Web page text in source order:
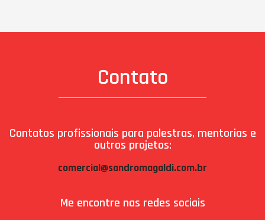
Contato
Contatos profissionais para palestras, mentorias e
outros projetos:
comercial@sandromagaldi.com.br
Me encontre nas redes sociais